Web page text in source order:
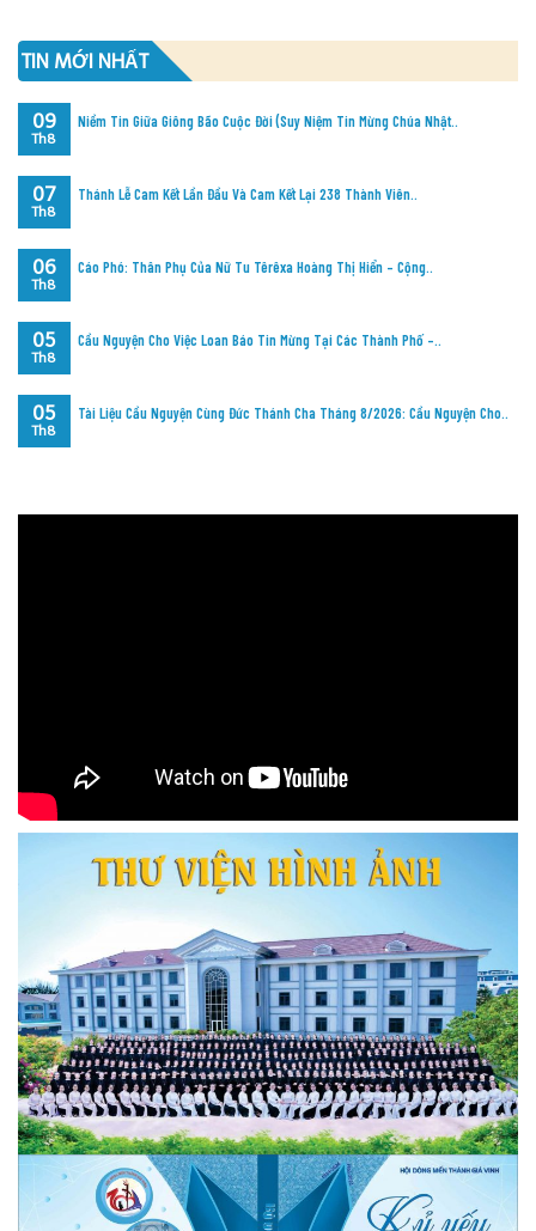
TIN MỚI NHẤT
Niềm Tin Giữa Giông Bão Cuộc Đời (Suy Niệm Tin Mừng Chúa Nhật..
09
Th8
Thánh Lễ Cam Kết Lần Đầu Và Cam Kết Lại 238 Thành Viên..
07
Th8
Cáo Phó: Thân Phụ Của Nữ Tu Têrêxa Hoàng Thị Hiển – Cộng..
06
Th8
Cầu Nguyện Cho Việc Loan Báo Tin Mừng Tại Các Thành Phố –..
05
Th8
Tài Liệu Cầu Nguyện Cùng Đức Thánh Cha Tháng 8/2026: Cầu Nguyện Cho..
05
Th8